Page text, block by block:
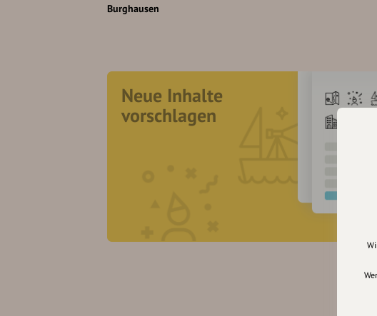
Burghausen
Neue Inhalte
vorschlagen